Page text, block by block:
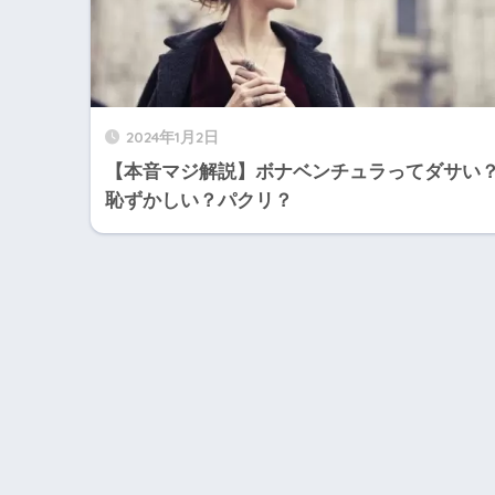
2024年1月2日
【本音マジ解説】ボナベンチュラってダサい
恥ずかしい？パクリ？